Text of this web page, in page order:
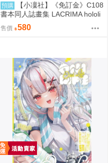
預購
【小凜社】《免訂金》C108
書本同人誌畫集 LACRIMA hololi
ve 一伊那爾栖
售價 580